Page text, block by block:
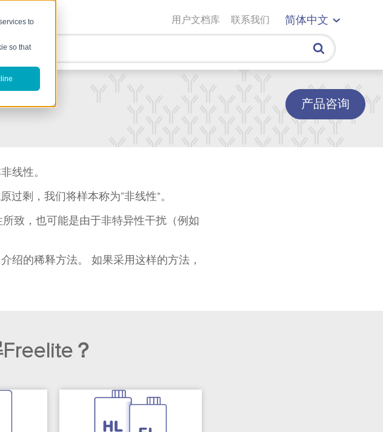
to
so that
用户文档库 联系我们 简体中文
产品咨询
线性。
剩，我们将样本称为“非线性”。
致，也可能是由于非特异性干扰（例如
绍的稀释方法。 如果采用这样的方法，
？